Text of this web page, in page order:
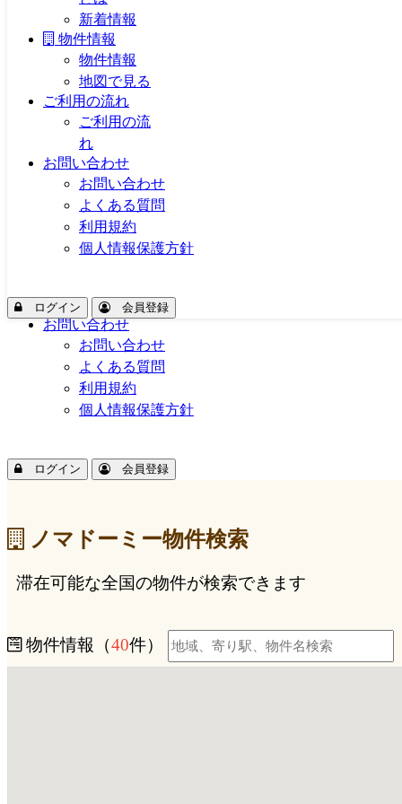
NOMADormy｜好きな街が
Mobile
サービス
ノマドーミー
とは
新着情報
物件情報
物件情報
地図で見る
れ
お問い合わせ
お問い合わせ
よくある質問
利用規約
個人情報保護方針
ログイン 会員登録
新着情報
物件情報
物件情報
地図で見る
ご利用の流れ
ご利用の流
れ
お問い合わせ
お問い合わせ
よくある質問
利用規約
個人情報保護方針
ログイン 会員登録
ノマドーミー物件検索
滞在可能な全国の物件が検索できます
物件情報（40件）